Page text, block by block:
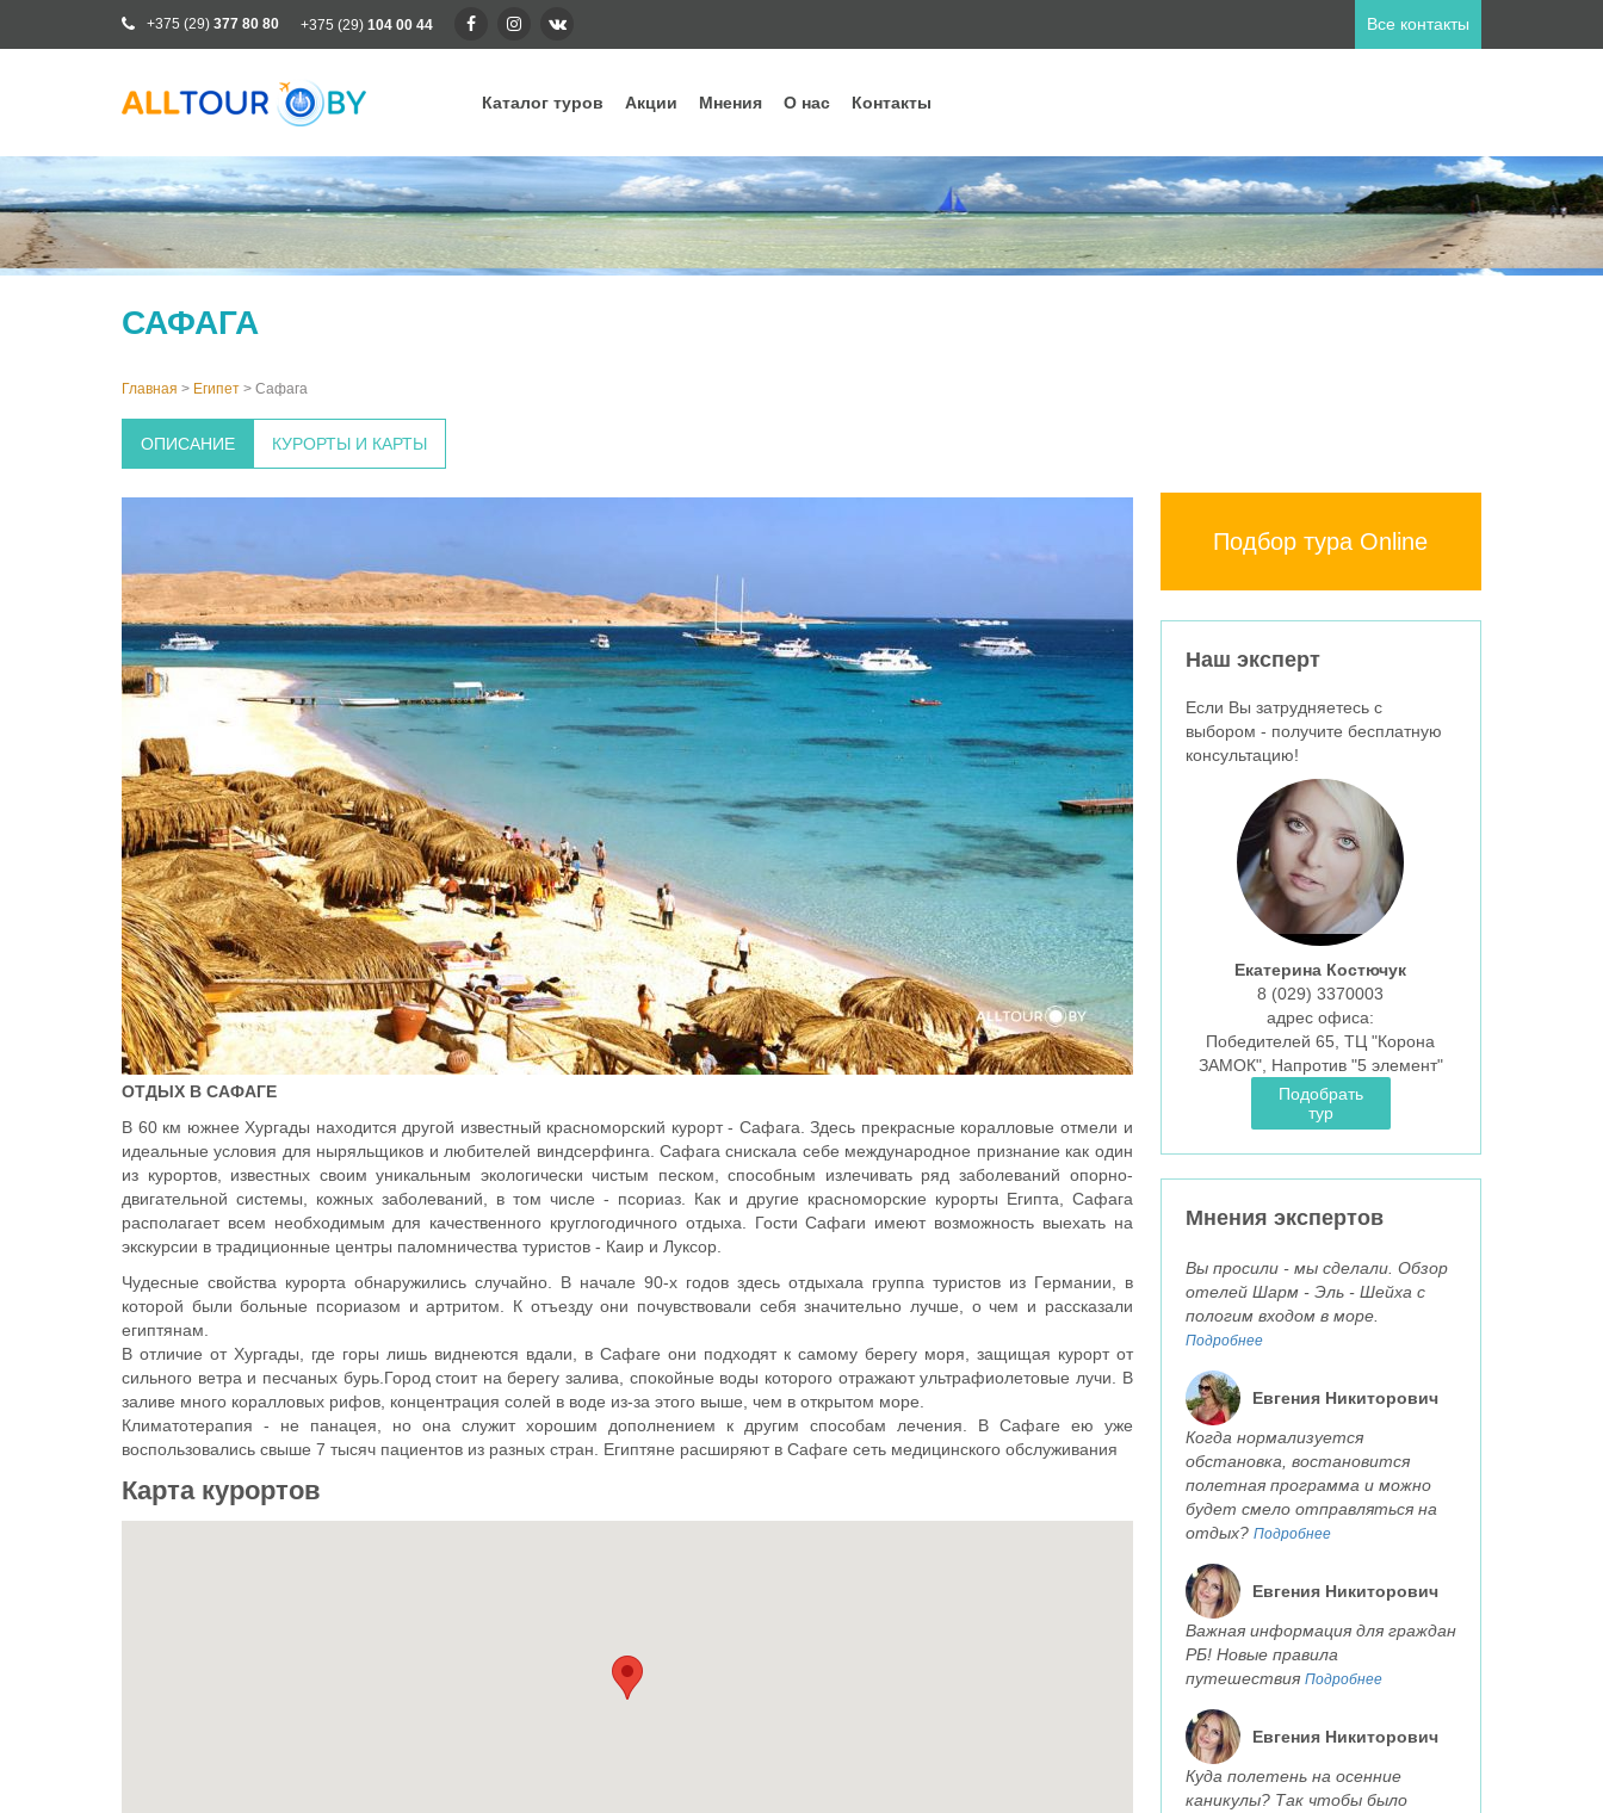
+375 (29) 377 80 80 +375 (29) 104 00 44 Все контакты
Каталог туров
Раннее бронирование
Отдых с детьми
Наши основные направления и страны
Вьетнам Грузия Египет
Индонезия
Испания Италия
Катар
Акции Мнения О нас Контакты
САФАГА
Главная > Египет > Сафага
ОПИСАНИЕ КУРОРТЫ И КАРТЫ
ОТДЫХ В САФАГЕ
В 60 км южнее Хургады находится другой известный красноморский курорт - Сафага. Здесь прекрасные коралловые отмели и
идеальные условия для ныряльщиков и любителей виндсерфинга. Сафага снискала себе международное признание как один
из курортов, известных своим уникальным экологически чистым песком, способным излечивать ряд заболеваний опорно-
двигательной системы, кожных заболеваний, в том числе - псориаз. Как и другие красноморские курорты Египта, Сафага
располагает всем необходимым для качественного круглогодичного отдыха. Гости Сафаги имеют возможность выехать на
экскурсии в традиционные центры паломничества туристов - Каир и Луксор.
Чудесные свойства курорта обнаружились случайно. В начале 90-х годов здесь отдыхала группа туристов из Германии, в
которой были больные псориазом и артритом. К отъезду они почувствовали себя значительно лучше, о чем и рассказали
египтянам.
В отличие от Хургады, где горы лишь виднеются вдали, в Сафаге они подходят к самому берегу моря, защищая курорт от
сильного ветра и песчаных бурь.Город стоит на берегу залива, спокойные воды которого отражают ультрафиолетовые лучи. В
заливе много коралловых рифов, концентрация солей в воде из-за этого выше, чем в открытом море.
Климатотерапия - не панацея, но она служит хорошим дополнением к другим способам лечения. В Сафаге ею уже
воспользовались свыше 7 тысяч пациентов из разных стран. Египтяне расширяют в Сафаге сеть медицинского обслуживания
Карта курортов
Подбор тура Online
Наш эксперт
Если Вы затрудняетесь с
выбором - получите бесплатную
консультацию!
Екатерина Костючук
8 (029)3370003
aдрес офиса:
Победителей 65, ТЦ "Корона
ЗАМОК", Напротив "5 элемент"
Подобрать
тур
Мнения экспертов
Вы просили - мы сделали. Обзор
отелей Шарм - Эль - Шейха с
пологим входом в море.
Подробнее
Евгения Никиторович
Когда нормализуется
обстановка, востановится
полетная программа и можно
будет смело отправляться на
отдых? Подробнее
Евгения Никиторович
Важная информация для граждан
РБ! Новые правила
путешествия Подробнее
Евгения Никиторович
Куда полетень на осенние
каникулы? Так чтобы было